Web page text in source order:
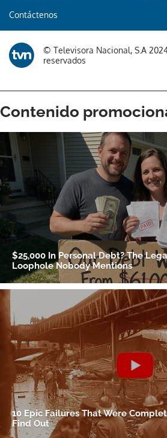
Contáctenos
© Televisora Nacional, S.A
reservados